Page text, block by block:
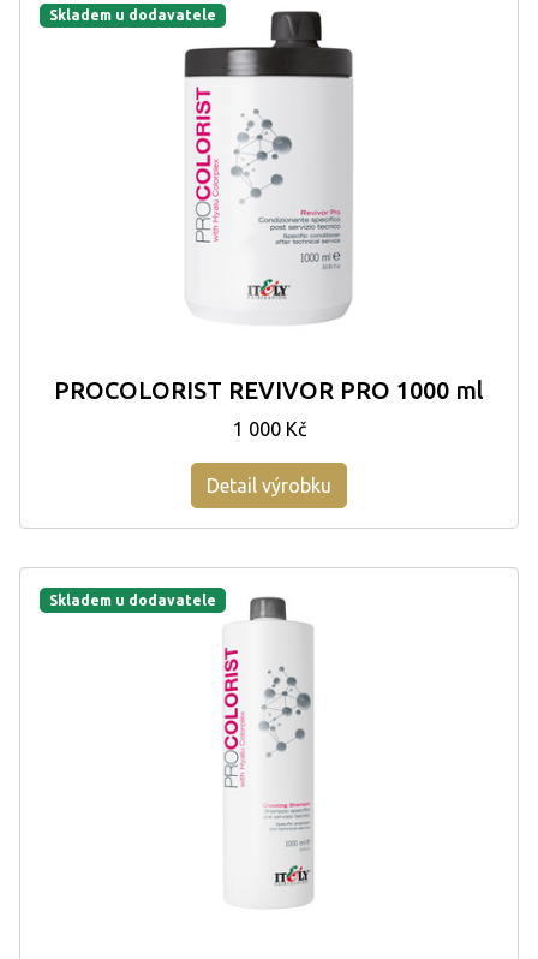
Skladem u dodavatele
PROCOLORIST REVIVOR PRO 1000 ml
1 000 Kč
Detail výrobku
Skladem u dodavatele